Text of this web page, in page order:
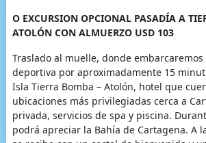
O EXCURSION OPCIONAL PASADÍA A
ATOLÓN CON ALMUERZO USD 103
Traslado al muelle, donde
deportiva por aproximadamente 15
Isla Tierra Bomba – Atolón, hotel que
ubicaciones más privilegiadas cerca a
privada, servicios de spa y piscina.
podrá apreciar la Bahía de Cartagena. A